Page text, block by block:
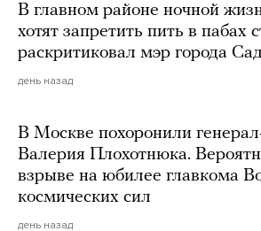
В главном районе ночной
хотят запретить пить в пабах
раскритиковал мэр города
день назад
В Москве похоронили
Валерия Плохотнюка.
взрыве на юбилее главкома
космических сил
день назад